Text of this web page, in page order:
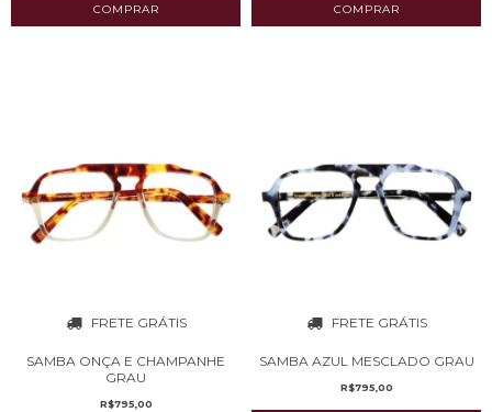
FRETE GRÁTIS
SAMBA ONÇA E CHAMPANHE
GRAU
R$795,00
FRETE GRÁTIS
SAMBA AZUL MESCLADO GRAU
R$795,00